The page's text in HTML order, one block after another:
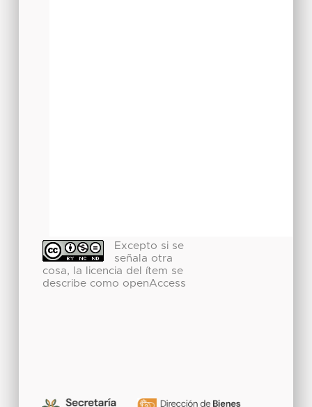
Excepto si se
señala otra
cosa, la licencia del ítem se
describe como openAccess